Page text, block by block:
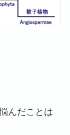
んだことは